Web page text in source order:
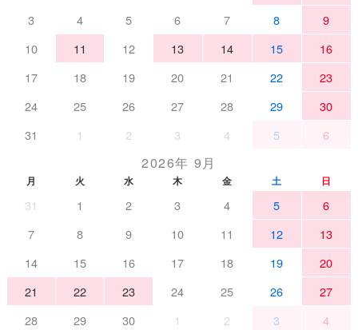
3
4 5 6 7 8
9
10
11 12 13 14 15
16
17
18 19 20 21 22
23
24
25 26 27 28 29
30
31
1 2 3 4 5 6
2026年 9月
月 火 水 木 金 土 日
31 1 2 3 4 5
6
7
8 9 10 11 12
13
14
15 16 17 18 19
20
21
22 23 24 25 26
27
28
29 30 1 2 3 4